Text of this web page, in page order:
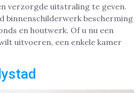
verzorgde uitstraling te geven.
binnenschilderwerk bescherming
en houtwerk. Of u nu een
uitvoeren, een enkele kamer